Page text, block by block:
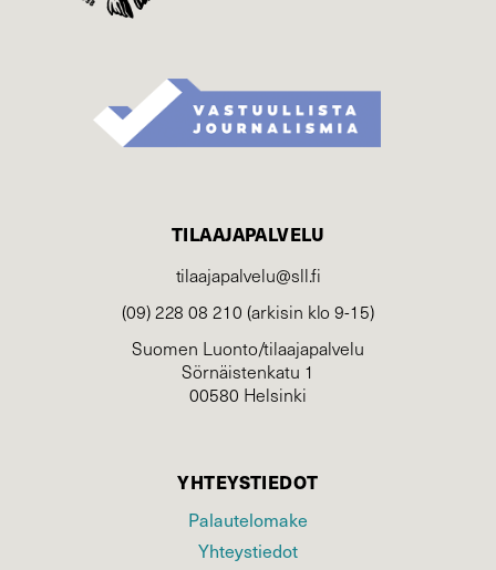
TILAAJAPALVELU
tilaajapalvelu@sll.fi
(09) 228 08 210 (arkisin klo 9-15)
Suomen Luonto/tilaajapalvelu
Sörnäistenkatu 1
00580 Helsinki
YHTEYSTIEDOT
Palautelomake
Yhteystiedot